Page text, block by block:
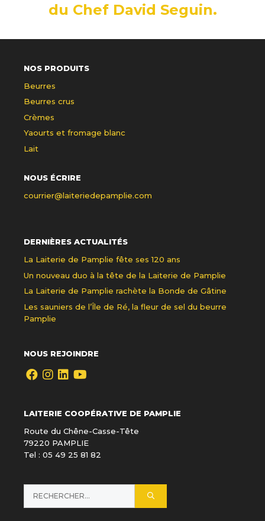
du Chef David Seguin.
NOS PRODUITS
Beurres
Beurres crus
Crèmes
Yaourts et fromage blanc
Lait
NOUS ÉCRIRE
courrier@laiteriedepamplie.com
DERNIÈRES ACTUALITÉS
La Laiterie de Pamplie fête ses 120 ans
Un nouveau duo à la tête de la Laiterie de Pamplie
La Laiterie de Pamplie rachète la Bonde de Gâtine
Les sauniers de l’Île de Ré, la fleur de sel du beurre
Pamplie
NOUS REJOINDRE
LAITERIE COOPÉRATIVE DE PAMPLIE
Route du Chêne-Casse-Tête
79220 PAMPLIE
Tel : 05 49 25 81 82